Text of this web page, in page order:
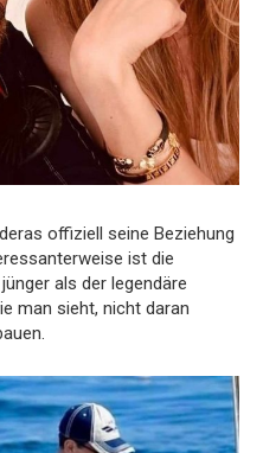
offiziell seine Beziehung
ist die
als der legendäre
man sieht, nicht daran